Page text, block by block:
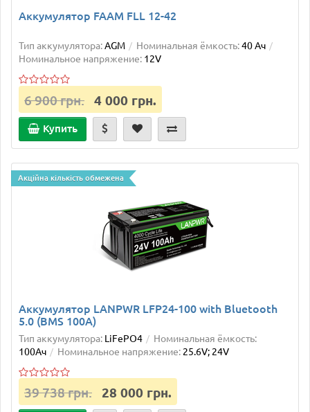
Аккумулятор FAAM FLL 12-42
Тип аккумулятора:AGM Номинальная ёмкость:40 Ач
Номинальное напряжение: 12V
6 900 грн. 4 000 грн.
Купить
Акційна кількість обмежена
Аккумулятор LANPWR LFP24-100 with Bluetooth
5.0 (BMS 100А)
Тип аккумулятора: LiFePO4
Номинальная ёмкость:
100Ач
Номинальное напряжение: 25.6V; 24V
39 738 грн. 28 000 грн.